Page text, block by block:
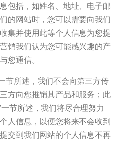
包括，如姓名、地址、电子邮
的网站时，您可以需要向我们
集并使用此等个人信息为您提
销我们认为您可能感兴趣的产
您通信。
节所述，我们不会向第三方传
方向您推销其产品和服务；此
节所述，我们将尽合理努力
人信息，以便您将来不会收到
交到我们网站的个人信息不再